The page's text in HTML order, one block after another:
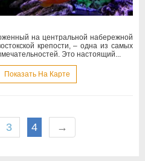
на центральной набережной
крепости, – одна из самых
Это настоящий...
Показать На Карте
3 4 →